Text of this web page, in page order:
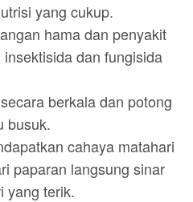
yang cukup.
hama dan penyakit
dan fungisida
berkala dan potong
busuk.
cahaya matahari
paparan langsung sinar
yang terik.